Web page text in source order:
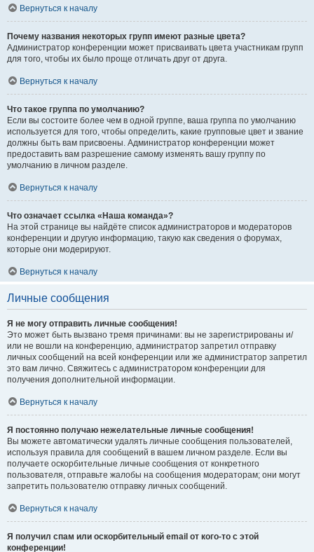
Вернуться к началу
Почему названия некоторых групп имеют разные цвета?
Администратор конференции может присваивать цвета участникам групп
для того, чтобы их было проще отличать друг от друга.
Вернуться к началу
Что такое группа по умолчанию?
Если вы состоите более чем в одной группе, ваша группа по умолчанию
используется для того, чтобы определить, какие групповые цвет и звание
должны быть вам присвоены. Администратор конференции может
предоставить вам разрешение самому изменять вашу группу по
умолчанию в личном разделе.
Вернуться к началу
Что означает ссылка «Наша команда»?
На этой странице вы найдёте список администраторов и модераторов
конференции и другую информацию, такую как сведения о форумах,
которые они модерируют.
Вернуться к началу
Личные сообщения
Я не могу отправить личные сообщения!
Это может быть вызвано тремя причинами: вы не зарегистрированы и/
или не вошли на конференцию, администратор запретил отправку
личных сообщений на всей конференции или же администратор запретил
это вам лично. Свяжитесь с администратором конференции для
получения дополнительной информации.
Вернуться к началу
Я постоянно получаю нежелательные личные сообщения!
Вы можете автоматически удалять личные сообщения пользователей,
используя правила для сообщений в вашем личном разделе. Если вы
получаете оскорбительные личные сообщения от конкретного
пользователя, отправьте жалобы на сообщения модераторам; они могут
запретить пользователю отправку личных сообщений.
Вернуться к началу
Я получил спам или оскорбительный email от кого-то с этой
конференции!